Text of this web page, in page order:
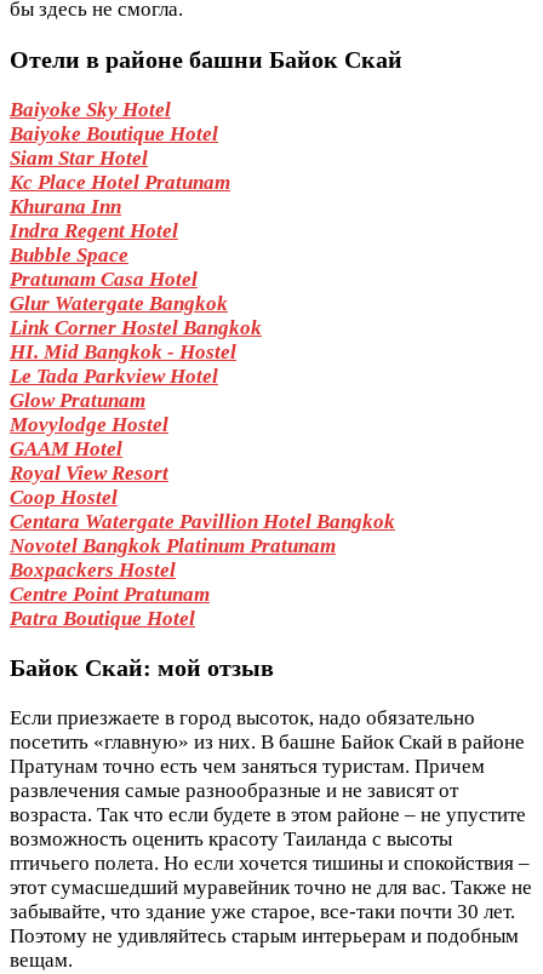
бы здесь не смогла.
Отели в районе башни Байок Скай
Baiyoke Sky Hotel
Baiyoke Boutique Hotel
Siam Star Hotel
Kc Place Hotel Pratunam
Khurana Inn
Indra Regent Hotel
Bubble Space
Pratunam Casa Hotel
Glur Watergate Bangkok
Link Corner Hostel Bangkok
HI. Mid Bangkok - Hostel
Le Tada Parkview Hotel
Glow Pratunam
Movylodge Hostel
GAAM Hotel
Royal View Resort
Coop Hostel
Centara Watergate Pavillion Hotel Bangkok
Novotel Bangkok Platinum Pratunam
Boxpackers Hostel
Centre Point Pratunam
Patra Boutique Hotel
Байок Скай: мой отзыв
Если приезжаете в город высоток, надо обязательно
посетить «главную» из них. В башне Байок Скай в районе
Пратунам точно есть чем заняться туристам. Причем
развлечения самые разнообразные и не зависят от
возраста. Так что если будете в этом районе – не упустите
возможность оценить красоту Таиланда с высоты
птичьего полета. Но если хочется тишины и спокойствия –
этот сумасшедший муравейник точно не для вас. Также не
забывайте, что здание уже старое, все-таки почти 30 лет.
Поэтому не удивляйтесь старым интерьерам и подобным
вещам.